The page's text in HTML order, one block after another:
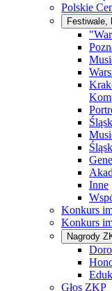
Polskie
Festiwale,
Inne
Konkurs
Konkurs
Nagrody
Głos ZKP